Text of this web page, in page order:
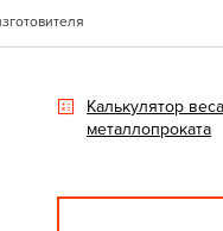
Калькулятор веса
металлопроката